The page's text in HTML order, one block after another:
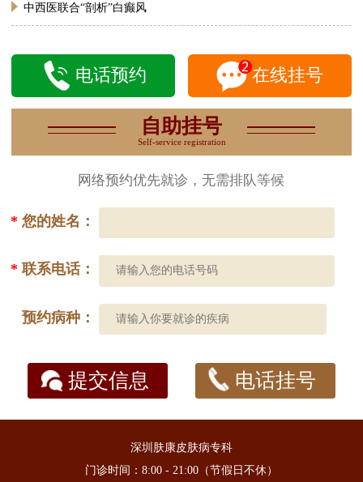
中西医联合“剖析”白癫风
电话预约 在线挂号
自助挂号
Self-service registration
网络预约优先就诊，无需排队等候
*您的姓名：
*联系电话：
预约病种：
提交信息 电话挂号
深圳肤康皮肤病专科
门诊时间：8:00 - 21:00（节假日不休）